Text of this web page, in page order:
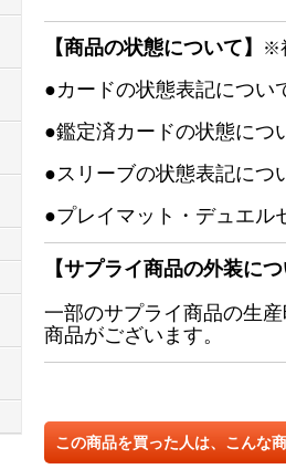
【商品の状態について】 ※
●カードの状態表記につい
●鑑定済カードの状態につ
●スリーブの状態表記につ
●プレイマット・デュエル
【サプライ商品の外装につ
一部のサプライ商品の生
商品がございます。
この商品を買った人は、こんな